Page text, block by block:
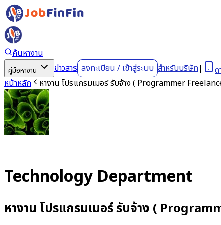
ค้นหางาน
คู่มือหางาน ข่าวสาร ลงทะเบียน / เข้าสู่ระบบ สำหรับบริษัท|
หน้าหลัก
หางาน โปรแกรมเมอร์ รับจ้าง ( Programmer
Technology Department
หางาน โปรแกรมเมอร์ รับจ้าง (